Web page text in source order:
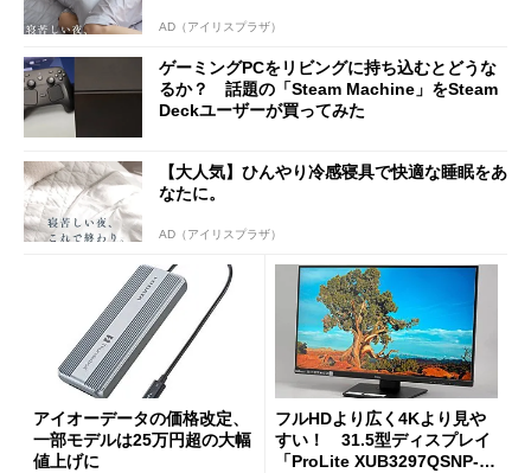
AD（アイリスプラザ）
ゲーミングPCをリビングに持ち込むとどうな
るか？ 話題の「Steam Machine」をSteam
Deckユーザーが買ってみた
【大人気】ひんやり冷感寝具で快適な睡眠をあ
なたに。
AD（アイリスプラザ）
アイオーデータの価格改定、
一部モデルは25万円超の大幅
値上げに
フルHDより広く4Kより見や
すい！ 31.5型ディスプレイ
「ProLite XUB3297QSNP-B